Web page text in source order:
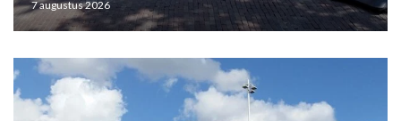
7 augustus 2026